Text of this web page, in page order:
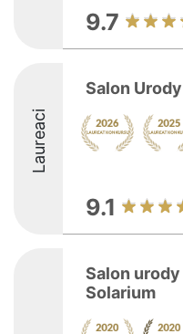
9.7
Laureaci
Salon
9.1
Salon
Solarium